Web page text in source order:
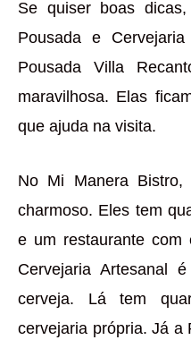
Se quiser boas
Pousada e
Pousada Villa
maravilhosa. Elas
que ajuda na visita.
No Mi Manera
charmoso. Eles tem
e um restaurante com
Cervejaria Artesanal
cerveja. Lá tem
cervejaria própria. Já a